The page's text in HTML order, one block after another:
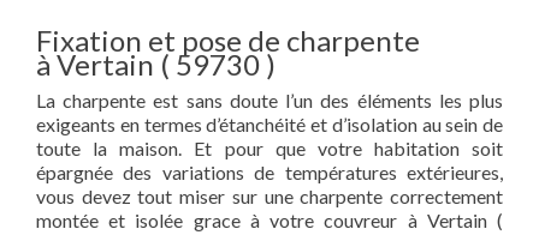
Fixation et pose de charpente
à Vertain ( 59730 )
La charpente est sans doute l’un des éléments les plus
exigeants en termes d’étanchéité et d’isolation au sein de
toute la maison. Et pour que votre habitation soit
épargnée des variations de températures extérieures,
vous devez tout miser sur une charpente correctement
montée et isolée grace à votre couvreur à Vertain (